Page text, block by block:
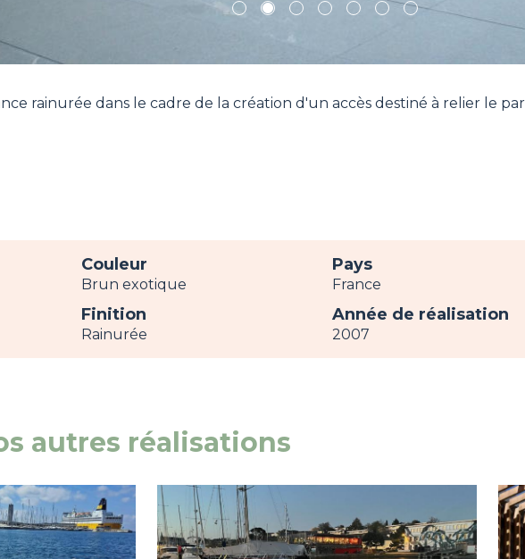
1 2 3 4 5 6 7
rainurée dans le cadre de la création d'un accès destiné à relier le
Couleur
Brun exotique
Finition
Rainurée
Pays
France
Année de réalisation
2007
autres réalisations
Image
view